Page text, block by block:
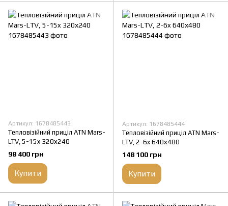
Артикул: 1678485443
Тепловізійний приціл ATN Mars-
LTV, 5-15x 320х240
98 400 грн
Купити
Артикул: 1678485444
Тепловізійний приціл ATN Mars-
LTV, 2-6x 640х480
148 100 грн
Купити